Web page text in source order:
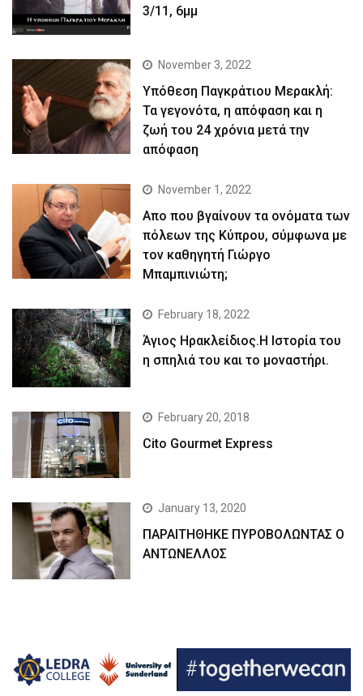
3/11, 6μμ
November 3, 2022
Yπόθεση Παγκράτιου Μερακλή:
Τα γεγονότα, η απόφαση και η
ζωή του 24 χρόνια μετά την
απόφαση
November 1, 2022
Απο που βγαίνουν τα ονόματα των
πόλεων της Κύπρου, σύμφωνα με
τον καθηγητή Γιώργο
Μπαμπινιώτη;
February 18, 2022
Άγιος Ηρακλείδιος.Η Ιστορία του
η σπηλιά του και το μοναστήρι.
February 20, 2018
Cito Gourmet Express
January 13, 2020
ΠΑΡΑΙΤΗΘΗΚΕ ΠΥΡΟΒΟΛΩΝΤΑΣ Ο
ΑΝΤΩΝΕΛΛΟΣ